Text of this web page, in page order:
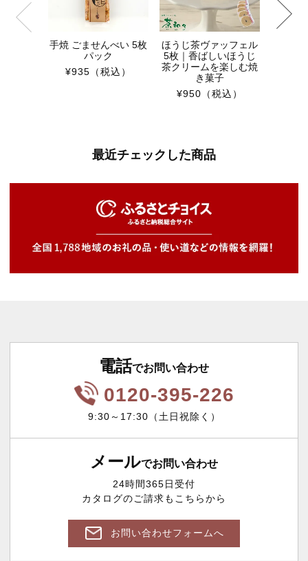
手焼 ごませんべい 5枚
パック
¥935 （税込）
ほうじ茶ヴァッフェル
5枚｜香ばしいほうじ
茶クリームを楽しむ焼
き菓子
¥950 （税込）
最近チェックした商品
電話でお問い合わせ
0120-395-226
9:30～17:30（土日祝除く）
メールでお問い合わせ
24時間365日受付
カタログのご請求もこちらから
お問い合わせフォームへ